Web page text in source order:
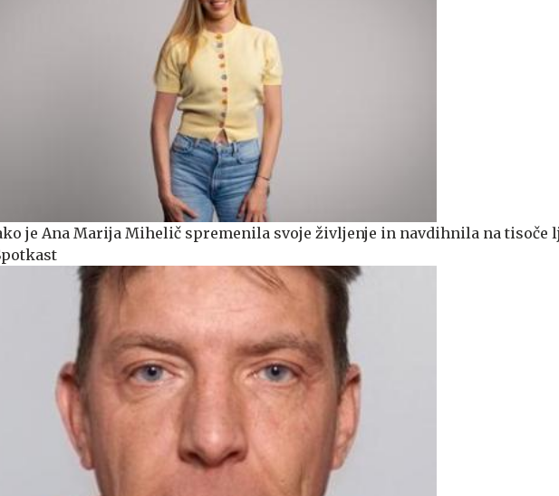
je Ana Marija Mihelič spremenila svoje življenje in navdihnila na tisoče